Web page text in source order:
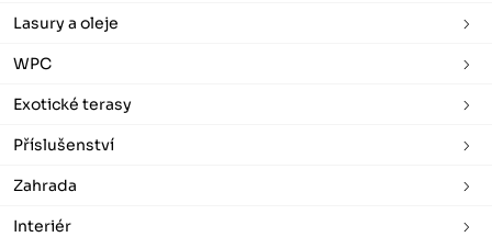
Lasury a oleje
WPC
Exotické terasy
Příslušenství
Zahrada
Interiér